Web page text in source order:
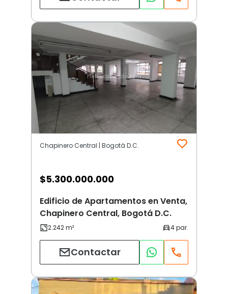
Chapinero Central | Bogotá D.C.
$5.300.000.000
Edificio de Apartamentos en Venta,
Chapinero Central, Bogotá D.C.
Contactar